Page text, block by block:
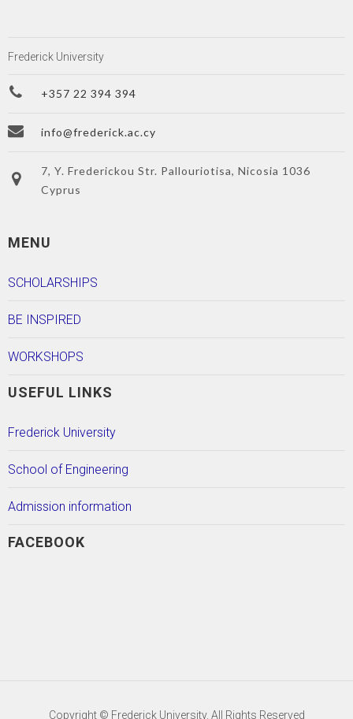
Frederick University
+357 22 394 394
info@frederick.ac.cy
7, Y. Frederickou Str. Pallouriotisa, Nicosia 1036
Cyprus
MENU
SCHOLARSHIPS
BE INSPIRED
WORKSHOPS
USEFUL LINKS
Frederick University
School of Engineering
Admission information
FACEBOOK
Copyright © Frederick University. All Rights Reserved